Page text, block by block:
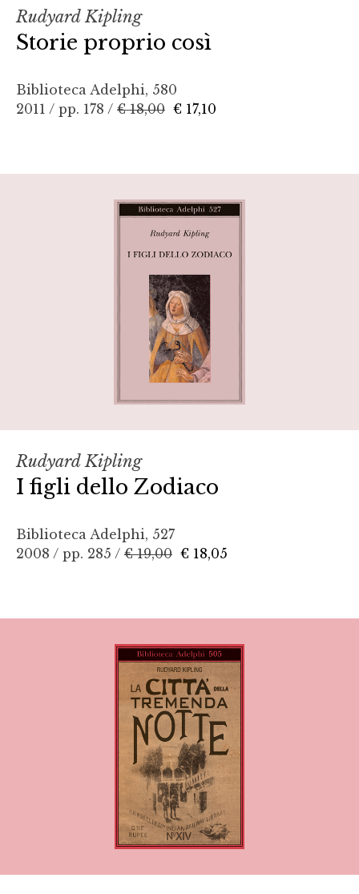
Rudyard Kipling
Storie proprio così
Biblioteca Adelphi, 580
2011 / pp. 178 / € 18,00 € 17,10
Rudyard Kipling
I figli dello Zodiaco
Biblioteca Adelphi, 527
2008 / pp. 285 / € 19,00 € 18,05